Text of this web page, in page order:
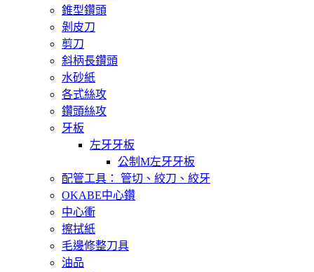
錐型鑽頭
剝皮刀
剪刀
斜柄長鑽頭
水砂紙
各式絲攻
鑽頭絲攻
牙板
左牙牙板
公制M左牙牙板
配管工具： 管切、絞刀、絞牙
OKABE中心鑽
中心衝
擦拭紙
毛邊修整刀具
油品